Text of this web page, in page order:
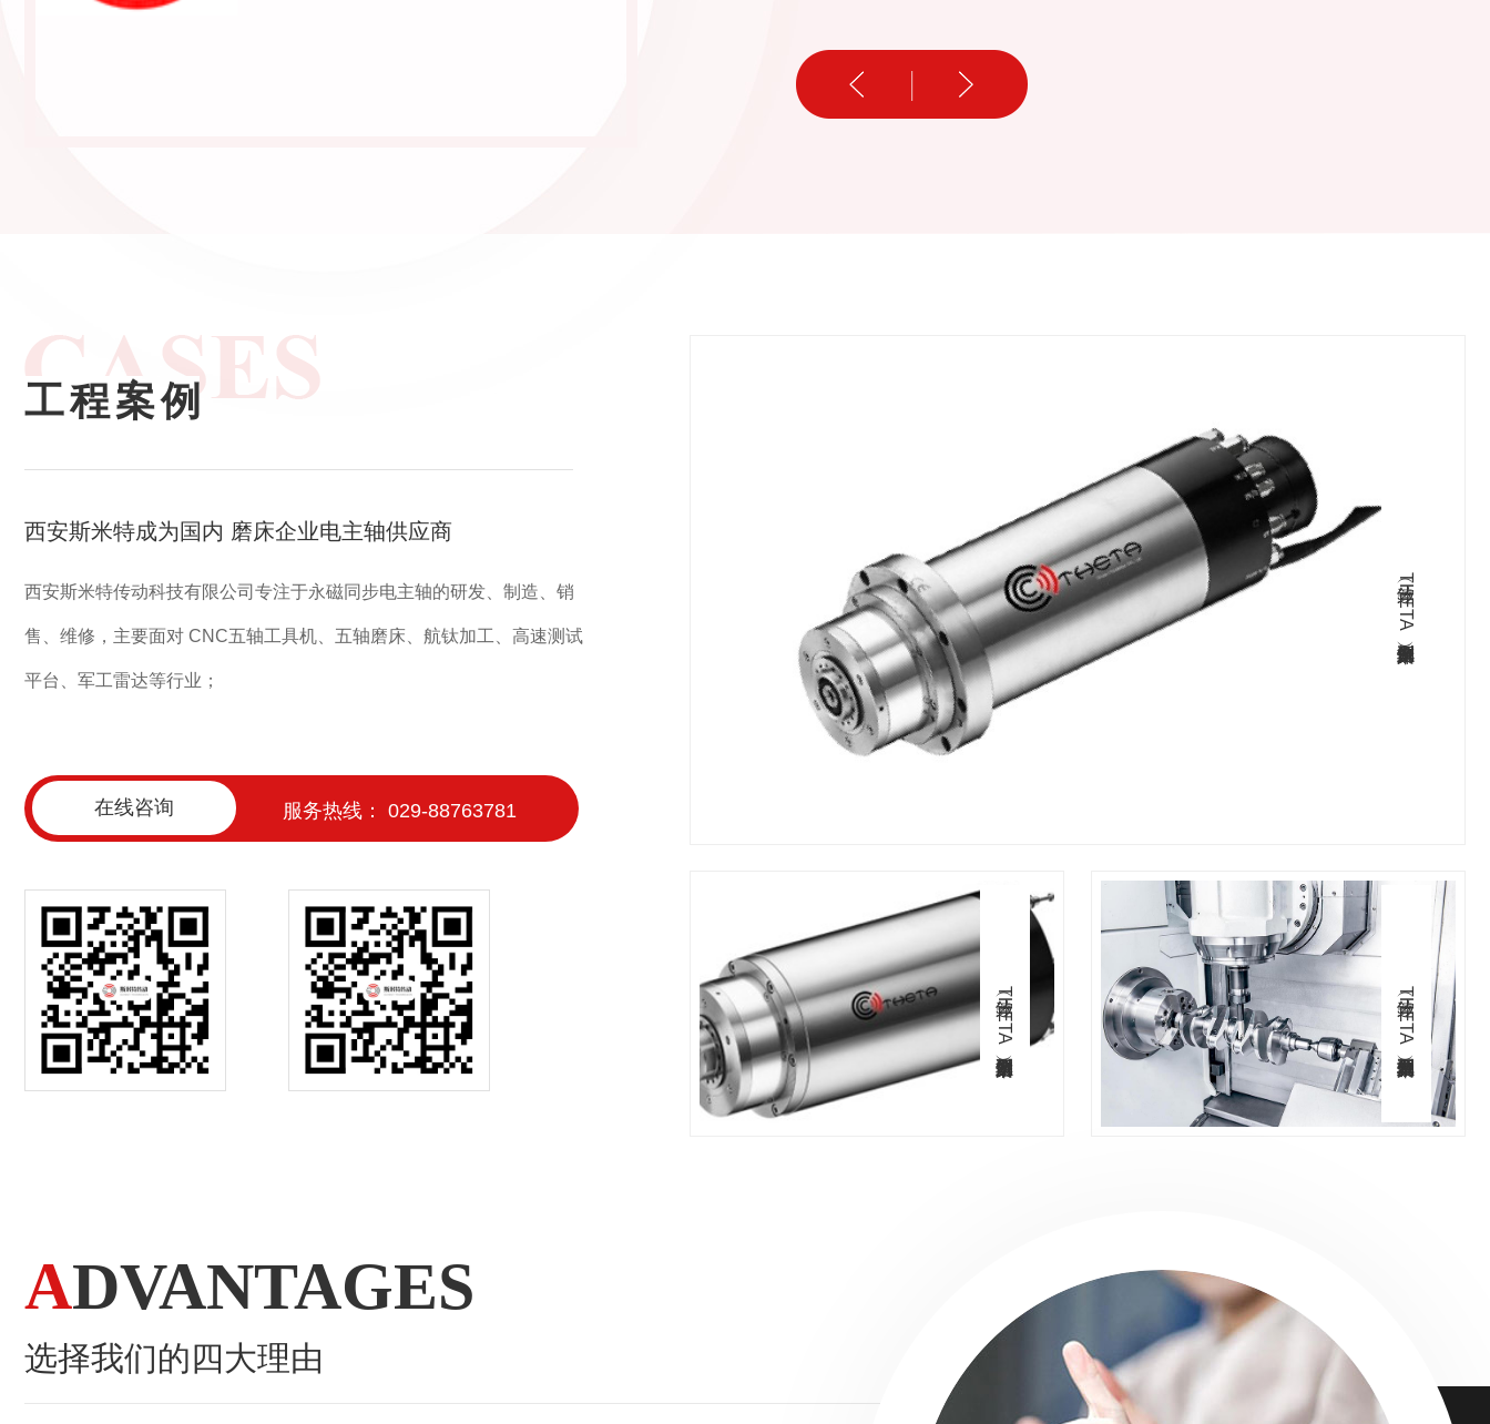
工程案例
西安斯米特成为国内 磨床企业电主轴供应商
西安斯米特传动科技有限公司专注于永磁同步电主轴的研发、制造、销
售、维修，主要面对 CNC五轴工具机、五轴磨床、航钛加工、高速测试
平台、军工雷达等行业；
在线咨询 服务热线： 029-88763781
釸達（THETA）铣床系列典型案例
釸達（THETA）研磨系列典型案例 釸達（THETA）五轴系列典型案例
ADVANTAGES
选择我们的四大理由